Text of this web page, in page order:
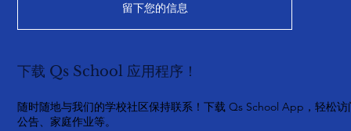
下载 Qs School 应用程序！
随时随地与我们的学校社区保持联系！下载 Qs School App，轻松访
公告、家庭作业等。
留下您的信息